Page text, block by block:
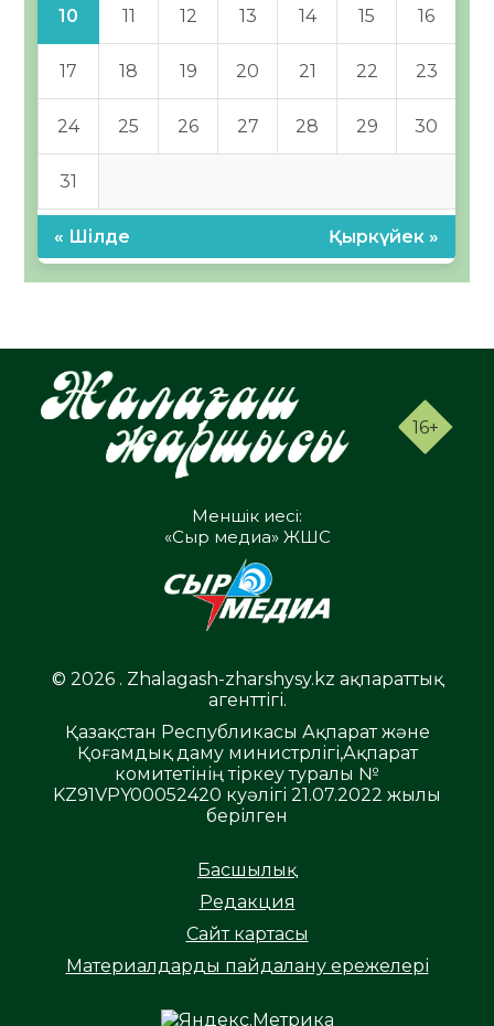
10 11 12 13 14 15 16
17 18 19 20 21 22 23
24 25 26 27 28 29 30
31
« Шілде Қыркүйек »
16+
Меншік иесі:
«Сыр медиа» ЖШС
© 2026 . Zhalagash-zharshysy.kz ақпараттық
агенттігі.
Қазақстан Республикасы Ақпарат және
Қоғамдық даму министрлігі,Ақпарат
комитетінің тіркеу туралы №
KZ91VPY00052420 куәлігі 21.07.2022 жылы
берілген
Басшылық
Редакция
Сайт картасы
Материалдарды пайдалану ережелері